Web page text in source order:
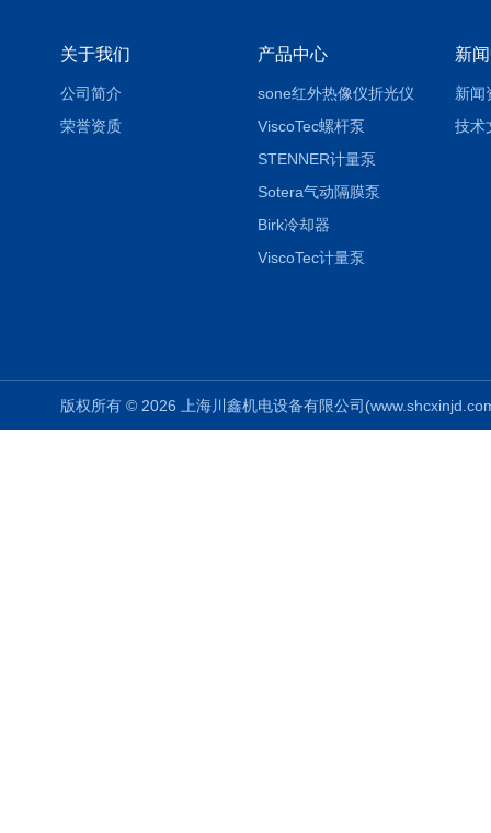
关于我们
公司简介
荣誉资质
产品中心
sone红外热像仪折光仪
ViscoTec螺杆泵
STENNER计量泵
Sotera气动隔膜泵
Birk冷却器
ViscoTec计量泵
新
新闻
技术
版权所有 © 2026 上海川鑫机电设备有限公司